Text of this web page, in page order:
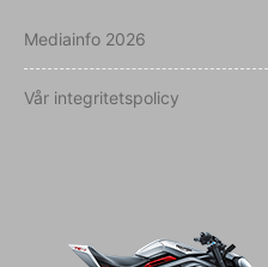
Mediainfo 2026
Vår integritetspolicy